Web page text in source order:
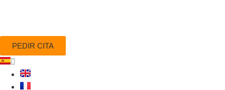
PEDIR CITA